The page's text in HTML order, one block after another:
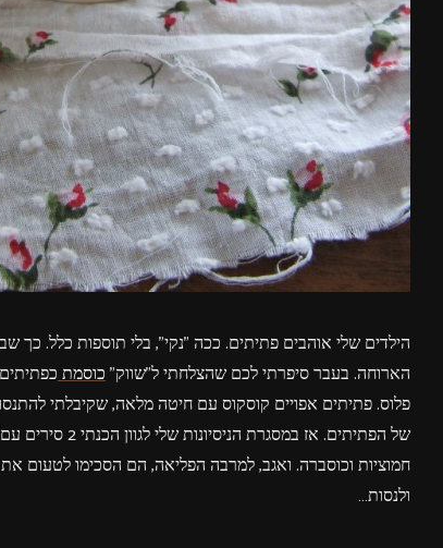
הילדים שלי אוהבים פתיתים. ככה "נקי", בלי תוספות כלל.
הארוחה. בעבר סיפרתי לכם שהצלחתי ל"שווק"כוסמת
של הפתיתים.
חמוציות וכוסברה. ואגב, למרבה הפליאה, הם הסכימו לטעום
ולנסות…